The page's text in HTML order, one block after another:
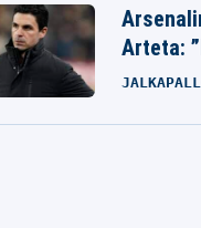
Arteta: